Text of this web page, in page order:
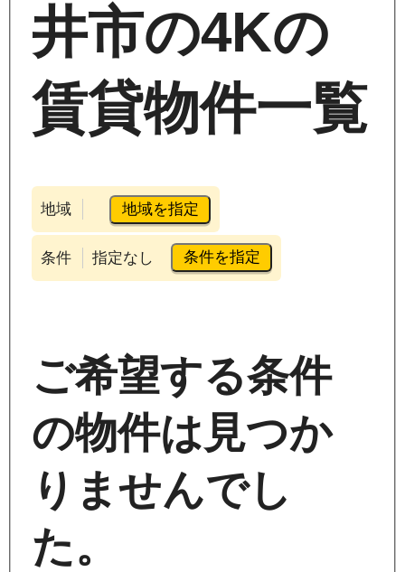
井市の4Kの
賃貸物件一覧
地域 地域を指定
条件 指定なし 条件を指定
ご希望する条件
の物件は見つか
りませんでし
た。